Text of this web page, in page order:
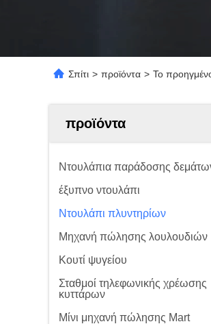
Σπίτι > προϊόντα > Το
προϊόντα
Ντουλάπια παράδοσης
έξυπνο ντουλάπι
Ντουλάπι πλυντηρίων
Μηχανή πώλησης λουλουδιών
Κουτί ψυγείου
Σταθμοί τηλεφωνικής χρέωσης
κυττάρων
Μίνι μηχανή πώλησης Mart